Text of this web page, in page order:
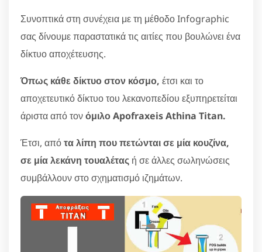
Συνοπτικά στη συνέχεια με τη μέθοδο Infographic
σας δίνουμε παραστατικά τις αιτίες που βουλώνει ένα
δίκτυο αποχέτευσης.
Όπως κάθε δίκτυο στον κόσμο, έτσι και το
αποχετευτικό δίκτυο του λεκανοπεδίου εξυπηρετείται
άριστα από τονόμιλο Apofraxeis Athina Titan.
Έτσι, απότα λίπη που πετώνται σε μία κουζίνα,
σε μία λεκάνη τουαλέτας ή σε άλλες σωληνώσεις
συμβάλλουν στο σχηματισμό ιζημάτων.